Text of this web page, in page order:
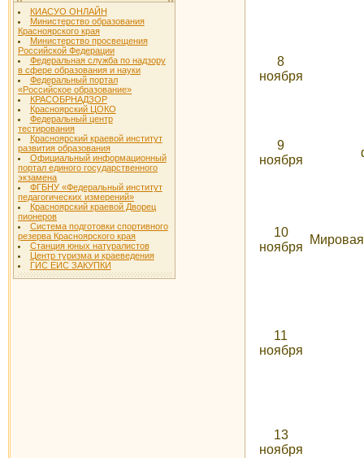
КИАСУО ОНЛАЙН
Министерство образования
Красноярского края
Министерство просвещения
Российской Федерации
Федеральная служба по надзору
в сфере образования и науки
Федеральный портал
«Российское образование»
КРАСОБРНАДЗОР
Красноярский ЦОКО
Федеральный центр
тестирования
Красноярский краевой институт
развития образования
Официальный информационный
портал единого государственного
экзамена
ФГБНУ «Федеральный институт
педагогических измерений»
Красноярский краевой Дворец
пионеров
Система подготовки спортивного
резерва Красноярского края
Станция юных натуралистов
Центр туризма и краеведения
ГИС ЕИС ЗАКУПКИ
8
ноября
9
ноября
10
ноября
Мировая
11
ноября
13
ноября